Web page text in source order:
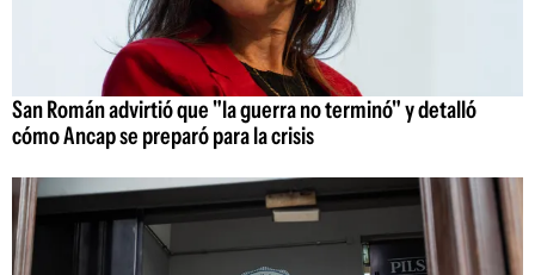
San Román advirtió que "la guerra no terminó" y detalló
cómo Ancap se preparó para la crisis